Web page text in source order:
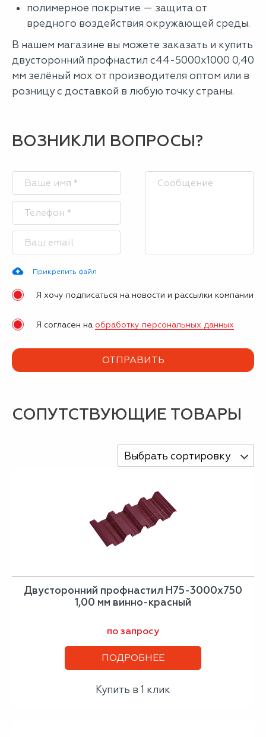
полимерное покрытие — защита от
вредного воздействия окружающей среды.
В нашем магазине вы можете заказать и купить
двусторонний профнастил с44-5000х1000 0,40
мм зелёный мох от производителя оптом или в
розницу с доставкой в любую точку страны.
ВОЗНИКЛИ ВОПРОСЫ?
Прикрепить файл
Я хочу подписаться на новости и рассылки компании
Я согласен на обработку персональных данных
СОПУТСТВУЮЩИЕ ТОВАРЫ
Выбрать сортировку
Двусторонний профнастил Н75-3000х750
1,00 мм винно-красный
по запросу
ПОДРОБНЕЕ
Купить в 1 клик